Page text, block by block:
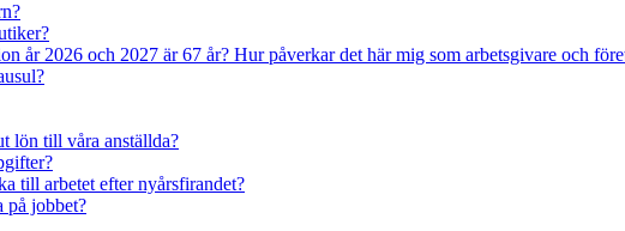
år 2026 och 2027 är 67 år? Hur påverkar det här mig som arbetsgivare och
lön till våra anställda?
till arbetet efter nyårsfirandet?
på jobbet?